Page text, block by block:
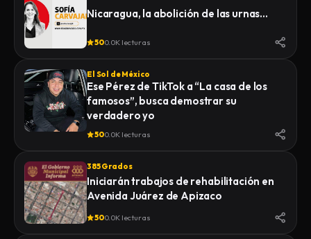
Nicaragua, la abolición de las urnas…
500.0K lecturas
El Sol de México
Ese Pérez de TikTok a “La casa de los
famosos”, busca demostrar su
verdadero yo
500.0K lecturas
385 Grados
Iniciarán trabajos de rehabilitación en
Avenida Juárez de Apizaco
500.0K lecturas